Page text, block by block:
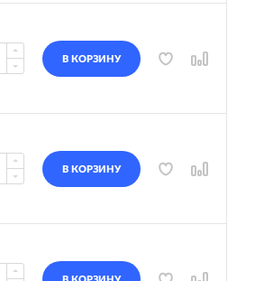
В КОРЗИНУ
В КОРЗИНУ